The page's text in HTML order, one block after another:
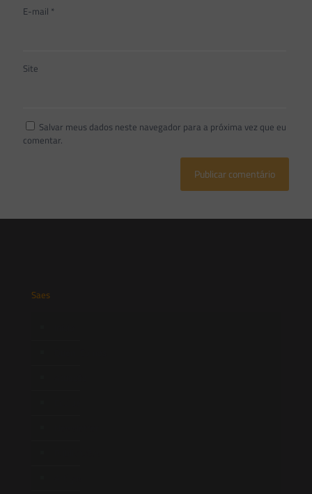
E-mail *
Site
Salvar meus dados neste navegador para a próxima vez que eu
comentar.
Saes